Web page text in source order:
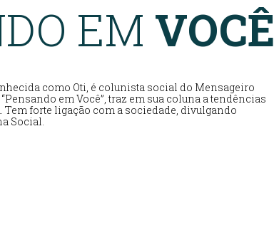
EM VOCÊ
como Oti, é colunista social do Mensageiro
em Você”, traz em sua coluna a tendências
Tem forte ligação com a sociedade, divulgando
Social.